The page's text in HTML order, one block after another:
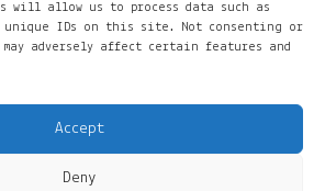
will allow us to process data such as
unique IDs on this site. Not consenting or
adversely affect certain features and
Accept
Deny
+316 430 44 656